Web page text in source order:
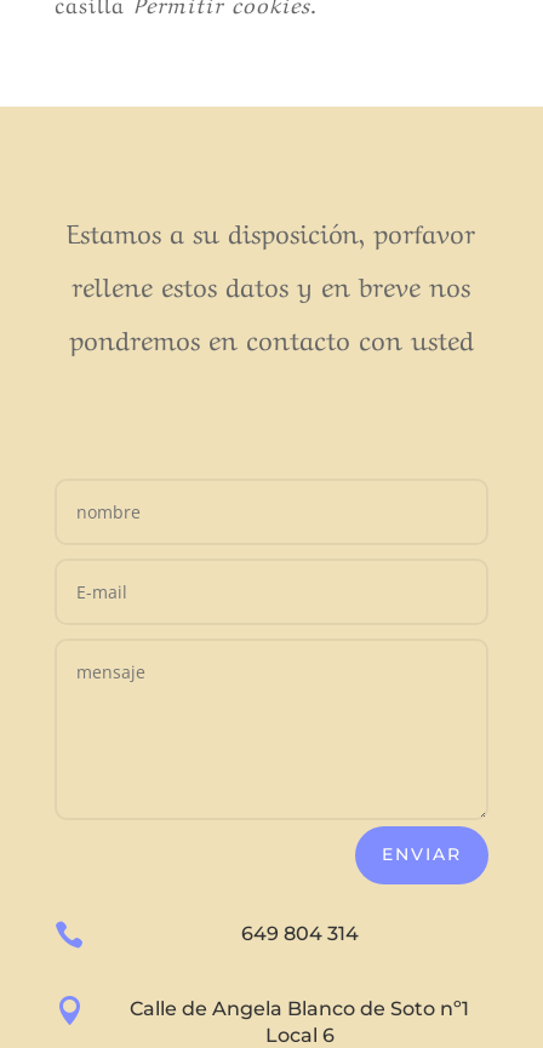
Estamos a su disposición, porfavor
rellene estos datos y en breve nos
pondremos en contacto con usted
ENVIAR
 649 804 314

Calle de Angela Blanco de Soto nº1
Local 6